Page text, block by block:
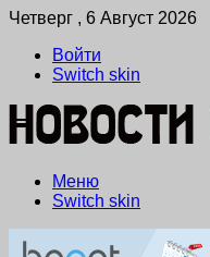
Четверг , 6 Август 2026
Войти
Switch skin
Меню
Switch skin